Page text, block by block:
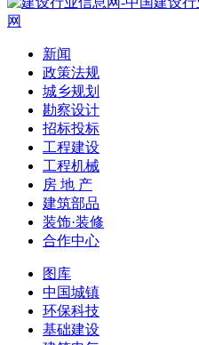
新闻
政策法规
城乡规划
勘察设计
招标投标
工程建设
工程机械
房 地 产
建筑部品
装饰·装修
合作中心
图库
中国城镇
环保科技
基础建设